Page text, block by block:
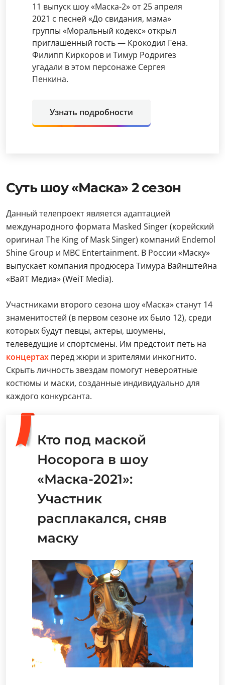
11 выпуск шоу «Маска-2» от 25 апреля
2021 с песней «До свидания, мама»
группы «Моральный кодекс» открыл
приглашенный гость — Крокодил Гена.
Филипп Киркоров и Тимур Родригез
угадали в этом персонаже Сергея
Пенкина.
Узнать подробности
Суть шоу «Маска» 2 сезон
Данный телепроект является адаптацией
международного формата Masked Singer (корейский
оригинал The King of Mask Singer) компаний Endemol
Shine Group и MBC Entertainment. В России «Маску»
выпускает компания продюсера Тимура Вайнштейна
«ВайТ Медиа» (WeiT Media).
Участниками второго сезона шоу «Маска» станут 14
знаменитостей (в первом сезоне их было 12), среди
которых будут певцы, актеры, шоумены,
телеведущие и спортсмены. Им предстоит петь на
концертах перед жюри и зрителями инкогнито.
Скрыть личность звездам помогут невероятные
костюмы и маски, созданные индивидуально для
каждого конкурсанта.
Кто под маской
Носорога в шоу
«Маска-2021»:
Участник
расплакался, сняв
маску